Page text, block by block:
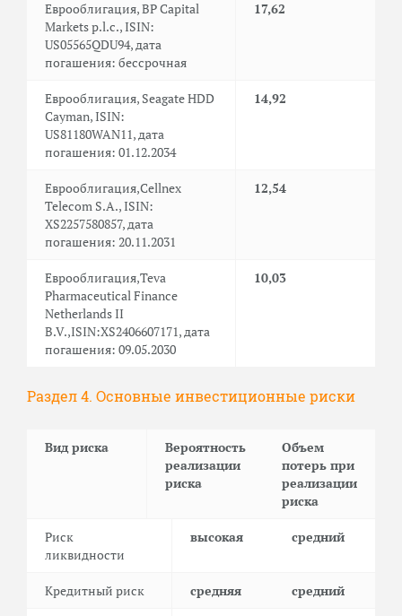
Еврооблигация, BP Capital
Markets p.l.c., ISIN:
US05565QDU94, дата
погашения: бессрочная
17,62
Еврооблигация, Seagate HDD
Cayman, ISIN:
US81180WAN11, дата
погашения: 01.12.2034
14,92
Еврооблигация,Cellnex
Telecom S.A., ISIN:
XS2257580857, дата
погашения: 20.11.2031
12,54
Еврооблигация,Teva
Pharmaceutical Finance
Netherlands II
B.V.,ISIN:XS2406607171, дата
погашения: 09.05.2030
10,03
Раздел 4. Основные инвестиционные риски
Вид риска
Вероятность
реализации
риска
Объем
потерь при
реализации
риска
Риск
ликвидности
высокая средний
Кредитный риск средняя средний